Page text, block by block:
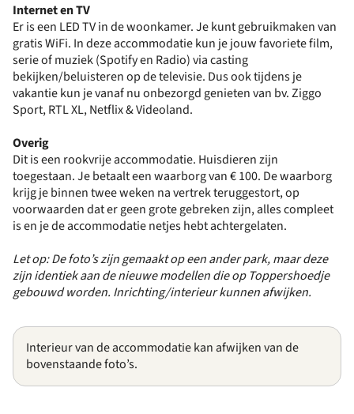
Internet en TV
Er is een LED TV in de woonkamer. Je kunt gebruikmaken van
gratis WiFi. In deze accommodatie kun je jouw favoriete film,
serie of muziek (Spotify en Radio) via casting
bekijken/beluisteren op de televisie. Dus ook tijdens je
vakantie kun je vanaf nu onbezorgd genieten van bv. Ziggo
Sport, RTL XL, Netflix & Videoland.
Overig
Dit is een rookvrije accommodatie. Huisdieren zijn
toegestaan. Je betaalt een waarborg van € 100. De waarborg
krijg je binnen twee weken na vertrek teruggestort, op
voorwaarden dat er geen grote gebreken zijn, alles compleet
is en je de accommodatie netjes hebt achtergelaten.
Let op: De foto’s zijn gemaakt op een ander park, maar deze
zijn identiek aan de nieuwe modellen die op Toppershoedje
gebouwd worden. Inrichting/interieur kunnen afwijken.
Interieur van de accommodatie kan afwijken van de
bovenstaande foto’s.